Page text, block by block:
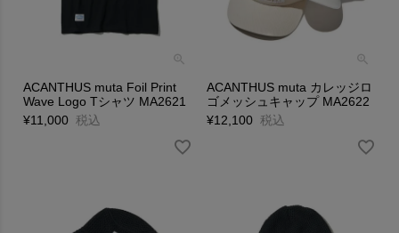
ACANTHUS muta Foil Print
Wave Logo Tシャツ MA2621
¥11,000 税込
ACANTHUS muta カレッジロ
ゴメッシュキャップ MA2622
¥12,100 税込